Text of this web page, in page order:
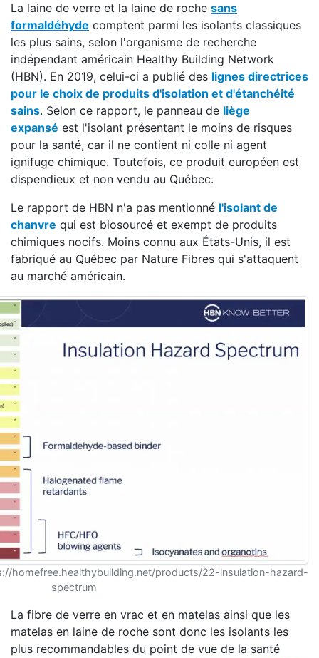
La laine de verre et la laine de roche sans
formaldéhyde comptent parmi les isolants classiques
les plus sains, selon l'organisme de recherche
indépendant américain Healthy Building Network
(HBN). En 2019, celui-ci a publié des lignes directrices
pour le choix de produits d'isolation et d'étanchéité
sains. Selon ce rapport, le panneau de liège
expansé est l'isolant présentant le moins de risques
pour la santé, car il ne contient ni colle ni agent
ignifuge chimique. Toutefois, ce produit européen est
dispendieux et non vendu au Québec.
Le rapport de HBN n'a pas mentionné l'isolant de
chanvre qui est biosourcé et exempt de produits
chimiques nocifs. Moins connu aux États-Unis, il est
fabriqué au Québec par Nature Fibres qui s'attaquent
au marché américain.
homefree.healthybuilding.net/products/22-insulation-hazard-
spectrum
La fibre de verre en vrac et en matelas ainsi que les
matelas en laine de roche sont donc les isolants les
plus recommandables du point de vue de la santé